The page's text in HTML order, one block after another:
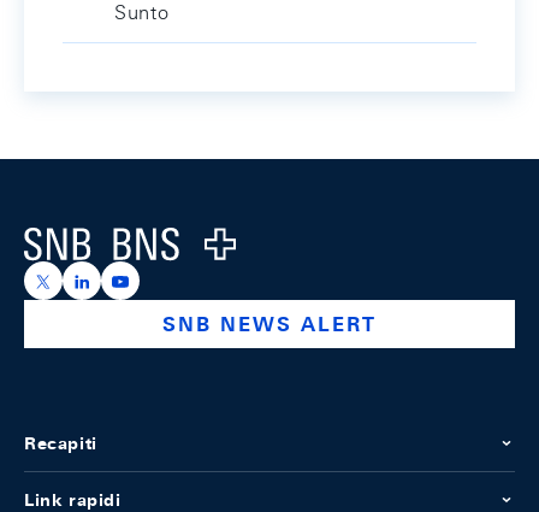
Sunto
Logo
https://x.com/snb_bns
https://ch.linkedin.com/company/swiss-national-
https://www.youtube.com/@swissnationalbank
SNB NEWS ALERT
Recapiti
Link rapidi